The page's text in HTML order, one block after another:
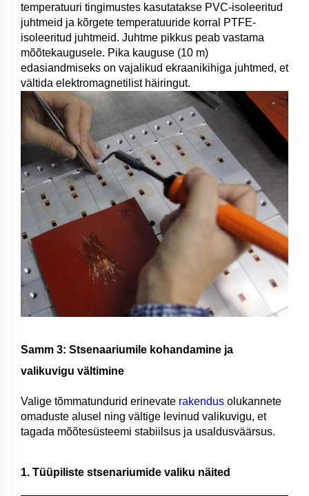
temperatuuri tingimustes kasutatakse PVC-isoleeritud
juhtmeid ja kõrgete temperatuuride korral PTFE-
isoleeritud juhtmeid. Juhtme pikkus peab vastama
mõõtekaugusele. Pika kauguse (10 m)
edasiandmiseks on vajalikud ekraanikihiga juhtmed, et
vältida elektromagnetilist häiringut.
Samm 3: Stsenaariumile kohandamine ja
valikuvigu vältimine
Valige tõmmatundurid erinevate rakendus olukannete
omaduste alusel ning vältige levinud valikuvigu, et
tagada mõõtesüsteemi stabiilsus ja usaldusväärsus.
1. Tüüpiliste stsenariumide valiku näited